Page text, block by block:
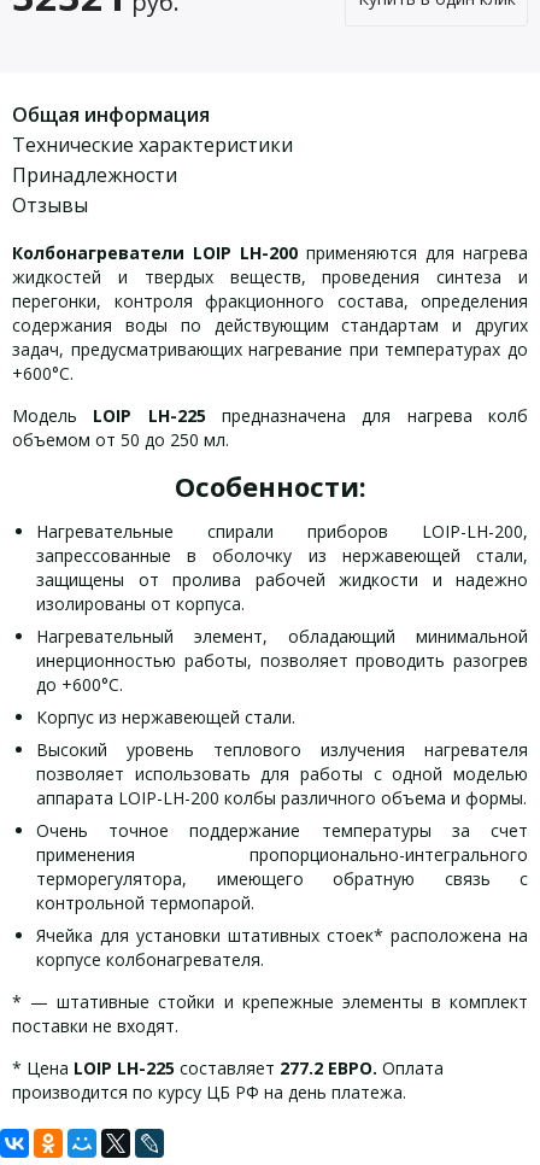
Общая информация
Технические характеристики
Принадлежности
Отзывы
Колбонагреватели LOIP LH-200 применяются для нагрева
жидкостей и твердых веществ, проведения синтеза и
перегонки, контроля фракционного состава, определения
содержания воды по действующим стандартам и других
задач, предусматривающих нагревание при температурах до
+600°С.
Модель LOIP LH-225 предназначена для нагрева колб
объемом от 50 до 250 мл.
Особенности:
Нагревательные спирали приборов LOIP-LH-200,
запрессованные в оболочку из нержавеющей стали,
защищены от пролива рабочей жидкости и надежно
изолированы от корпуса.
Нагревательный элемент, обладающий минимальной
инерционностью работы, позволяет проводить разогрев
до +600°С.
Корпус из нержавеющей стали.
Высокий уровень теплового излучения нагревателя
позволяет использовать для работы с одной моделью
аппарата LOIP-LH-200 колбы различного объема и формы.
Очень точное поддержание температуры за счет
применения пропорционально-интегрального
терморегулятора, имеющего обратную связь с
контрольной термопарой.
Ячейка для установки штативных стоек* расположена на
корпусе колбонагревателя.
* — штативные стойки и крепежные элементы в комплект
поставки не входят.
* Цена LOIP LH-225 составляет 277.2 ЕВРО. Оплата
производится по курсу ЦБ РФ на день платежа.
Задать вопрос